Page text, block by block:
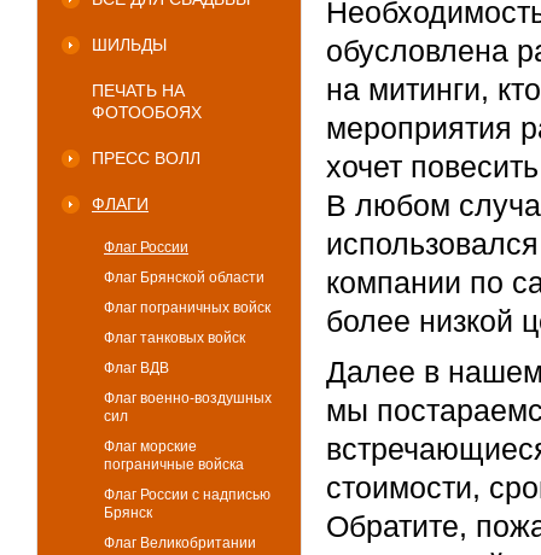
ШИЛЬДЫ
ПЕЧАТЬ НА
ФОТООБОЯХ
ПРЕСС ВОЛЛ
ФЛАГИ
Флаг России
Флаг Брянской области
Флаг пограничных войск
Флаг танковых войск
Флаг ВДВ
Флаг военно-воздушных
сил
Флаг морские
пограничные войска
Флаг России с надписью
Брянск
Флаг Великобритании
обусловлена
на митинги,
мероприятия
хочет
В любом
компании по
более низкой
Далее в
мы
стоимости,
Обратите,